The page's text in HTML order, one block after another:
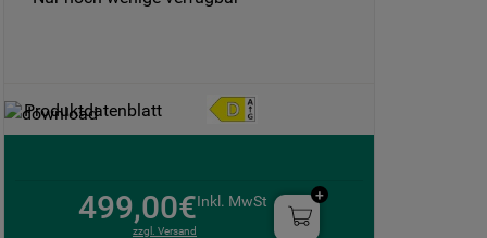
Produktdatenblatt
499,00€Inkl. MwSt
zzgl. Versand